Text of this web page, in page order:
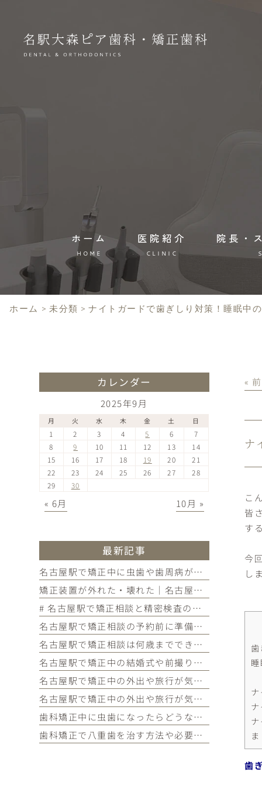
ホーム
HOME
医院紹介
CLINIC
院長・
ホーム > 未分類 > ナイトガードで歯ぎしり対策！睡眠中
«
ナ
こ
皆
す
今
し
歯
カレンダー
2025年9月
月 火 水 木 金 土 日
1 2 3 4 5 6
7
8
9 10 11 12 13
14
15
16 17 18 19 20
21
22
23 24 25 26 27
28
29
30
« 6月 10月 »
最新記事
名古屋駅で矯正中に虫歯や歯周病が見つかったらどうする？治療の進め方と予防を解説
矯正装置が外れた・壊れた｜名古屋駅の矯正歯科が教えるトラブル別の対処法
# 名古屋駅で矯正相談と精密検査の違いが気になる方へ｜各ステップでわかることを歯科医師が解説
名古屋駅で矯正相談の予約前に準備しておきたいこと｜チェックリストつきで初めての方に解説
名古屋駅で矯正相談は何歳までできるのか気になる方へ｜大人の矯正の疑問・メリット・よくある質問まとめ
名古屋駅で矯正中の結婚式や前撮りが気になる方へ｜当院限定サービス・タイミングの考え方・よくある質問まとめ
名古屋駅で矯正中の外出や旅行が気になる方へ｜国内・海外旅行の対策・持ち物・よくある質問まとめ
名古屋駅で矯正中の外出や旅行が気になる方へ｜国内・海外旅行の対策・持ち物・よくある質問まとめ
歯科矯正中に虫歯になったらどうなる？対処法や予防法を詳しく紹介
歯科矯正で八重歯を治す方法や必要な期間・費用、放置するリスクを紹介